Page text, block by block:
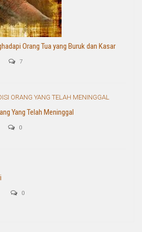
Orang Tua yang Buruk dan Kasar
7
Yang Telah Meninggal
0
0